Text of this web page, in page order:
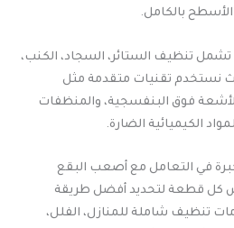
بالكامل.
تشمل تنظيف الستائر، السجاد، الكنب،
نستخدم تقنيات متقدمة مثل
فوق البنفسجية، والمنظفات
الكيميائية الضارة.
في التعامل مع أصعب البقع
كل قطعة لتحديد أفضل طريقة
تنظيف شاملة للمنازل، الفلل،